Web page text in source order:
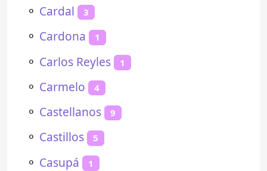
⚬ Cardal 3
⚬ Cardona 1
⚬ Carlos Reyles 1
⚬ Carmelo 4
⚬ Castellanos 9
⚬ Castillos 5
⚬ Casupá 1